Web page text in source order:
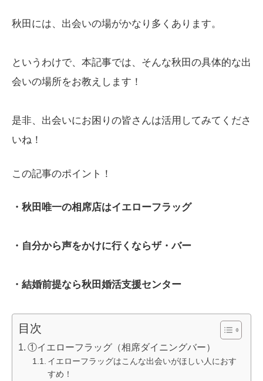
秋田には、出会いの場がかなり多くあります。
というわけで、本記事では、そんな秋田の具体的な出
会いの場所をお教えします！
是非、出会いにお困りの皆さんは活用してみてくださ
いね！
この記事のポイント！
・秋田唯一の相席店はイエローフラッグ
・自分から声をかけに行くならザ・バー
・結婚前提なら秋田婚活支援センター
目次
①イエローフラッグ（相席ダイニングバー）
イエローフラッグはこんな出会いがほしい人におす
すめ！